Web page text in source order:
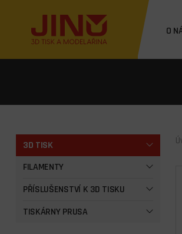
O
3D TISK
FILAMENTY
PŘÍSLUŠENSTVÍ K 3D TISKU
TISKÁRNY PRUSA